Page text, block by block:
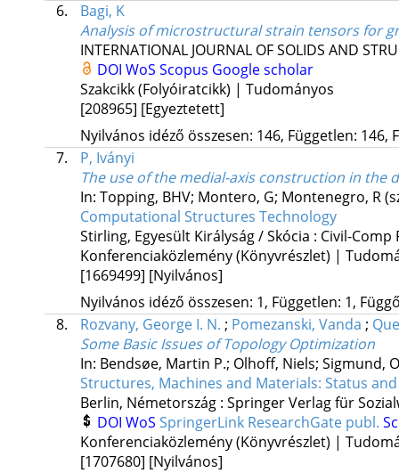
6.
Bagi, K
Analysis of microstructural strain tensors for
INTERNATIONAL JOURNAL OF SOLIDS AND
DOI WoS Scopus Google scholar
Szakcikk (Folyóiratcikk) | Tudományos
[208965] [Egyeztetett]
Nyilvános idéző összesen: 146, Független: 146,
7.
P, Iványi
The use of the medial-axis construction in the
In: Topping, BHV; Montero, G; Montenegro, R
Computational Structures Technology
Stirling, Egyesült Királyság / Skócia : Civil-Comp
Konferenciaközlemény (Könyvrészlet) |
[1669499] [Nyilvános]
Nyilvános idéző összesen: 1, Független: 1,
8.
Rozvany, George I. N. ; Pomezanski, Vanda ;
Some Basic Issues of Topology Optimization
In: Bendsøe, Martin P.; Olhoff, Niels; Sigmund,
Structures, Machines and Materials: Status
Berlin, Németország : Springer Verlag für
DOI WoS SpringerLink ResearchGate publ.
Konferenciaközlemény (Könyvrészlet) |
[1707680] [Nyilvános]